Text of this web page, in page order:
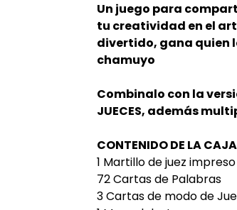
Un juego para
tu creatividad en el
divertido, gana quien
chamuyo
Combinalo con la
JUECES, además
CONTENIDO DE LA CAJA
1 Martillo de juez
72 Cartas de Palabras
3 Cartas de modo de